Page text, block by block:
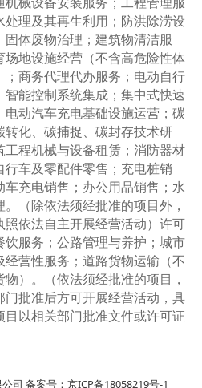
处理及其再生利用；防洪除涝设
固体废物治理；建筑物清洁服
场地设施经营（不含高危险性体
；商务代理代办服务；电动自行
智能控制系统集成；集中式快速
电动汽车充电基础设施运营；碳
转化、碳捕捉、碳封存技术研
工程机械与设备租赁；消防器材
行车及零配件零售；充电桩销
车充电销售；办公用品销售；水
。（除依法须经批准的项目外，
照依法自主开展经营活动）许可
饮服务；公路管理与养护；城市
经营性服务；道路货物运输（不
物）。（依法须经批准的项目，
门批准后方可开展经营活动，具
目以相关部门批准文件或许可证
司 备案号：京ICP备18058219号-1